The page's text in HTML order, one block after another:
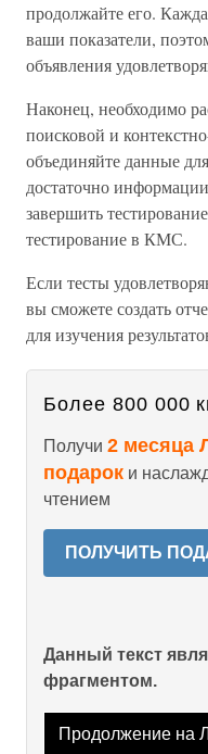
продолжайте его.
ваши показатели,
объявления
Наконец, необходимо
поисковой и
объединяйте данные
достаточно
завершить
тестирование в КМС.
Если тесты
вы сможете создать
для изучения
Более 800 000
Получи 2 месяца
подарок и
чтением
ПОЛУЧИТЬ
Данный текст
фрагментом.
Продолжение на